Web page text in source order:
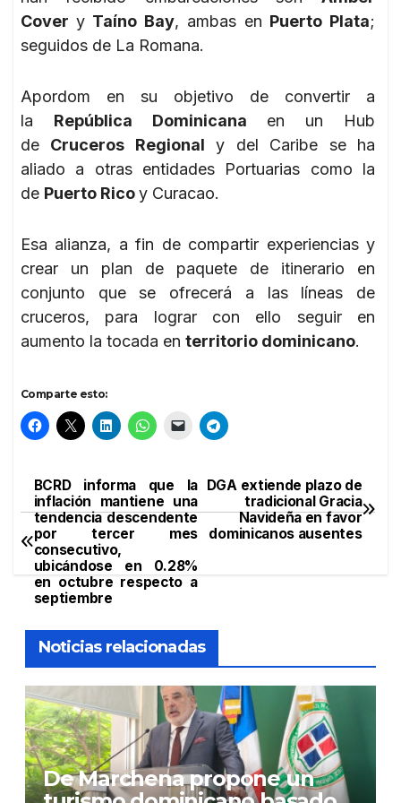
Cover y Taíno Bay, ambas en Puerto Plata;
seguidos de La Romana.
Apordom en su objetivo de convertir a
la República Dominicana en un Hub
de Cruceros Regional y del Caribe se ha
aliado a otras entidades Portuarias como la
de Puerto Ricoy Curacao.
Esa alianza, a fin de compartir experiencias y
crear un plan de paquete de itinerario en
conjunto que se ofrecerá a las líneas de
cruceros, para lograr con ello seguir en
aumento la tocada en territorio dominicano.
Comparte esto:
Navegación
de
entradas
DGA extiende plazo de
tradicional Gracia
Navideña en favor
dominicanos ausentes
BCRD informa que la
inflación mantiene una
tendencia descendente
por tercer mes
consecutivo,
ubicándose en 0.28%
en octubre respecto a
septiembre
Noticias relacionadas
De Marchena propone un